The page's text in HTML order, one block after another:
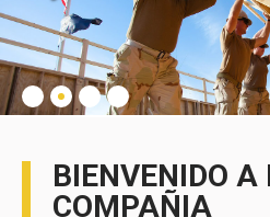
BIENVENIDO A
COMPAÑIA